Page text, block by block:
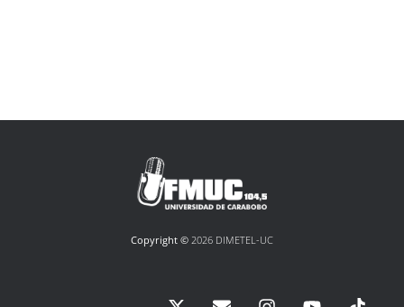
Copyright © 2026 DIMETEL-UC